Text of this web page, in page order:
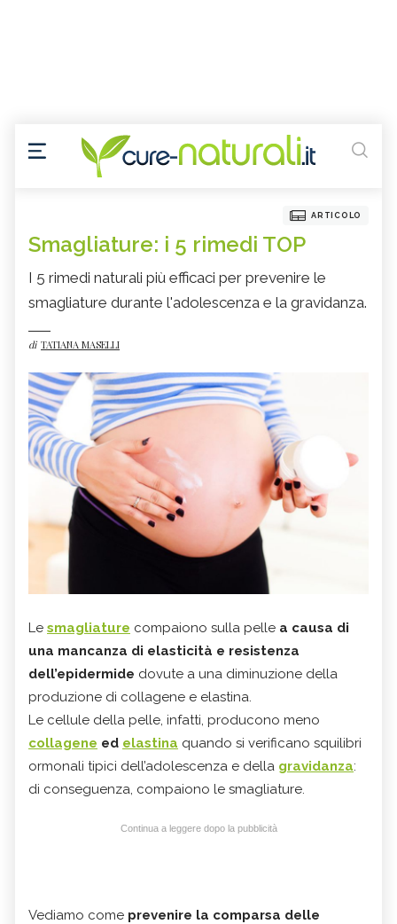
ARTICOLO
Smagliature: i 5 rimedi TOP
I 5 rimedi naturali più efficaci per prevenire le
smagliature durante l'adolescenza e la gravidanza.
di TATIANA MASELLI
Le smagliature compaiono sulla pelle a causa di
una mancanza di elasticità e resistenza
dell’epidermide dovute a una diminuzione della
produzione di collagene e elastina.
Le cellule della pelle, infatti, producono meno
collagene ed elastina quando si verificano squilibri
ormonali tipici dell’adolescenza e della gravidanza:
di conseguenza, compaiono le smagliature.
Continua a leggere dopo la pubblicità
Vediamo come prevenire la comparsa delle